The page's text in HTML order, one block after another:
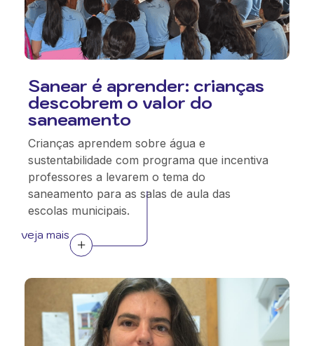
Sanear é aprender: crianças
descobrem o valor do
saneamento
Crianças aprendem sobre água e
sustentabilidade com programa que incentiva
professores a levarem o tema do
saneamento para as salas de aula das
escolas municipais.
veja mais